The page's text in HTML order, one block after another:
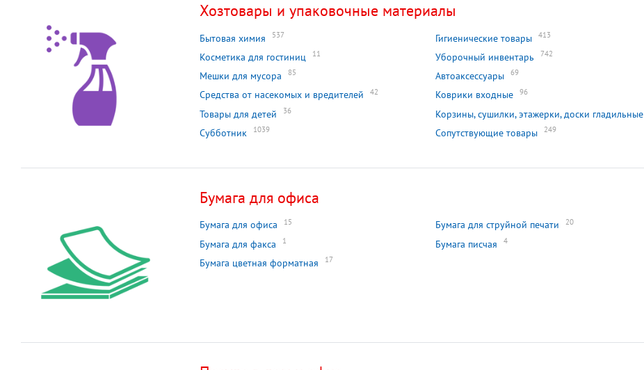
Хозтовары и упаковочные материалы
Бытовая химия 537 Гигиенические товары 413
Косметика для гостиниц 11 Уборочный инвентарь 742
Мешки для мусора 85 Автоаксессуары 69
Средства от насекомых и вредителей 42 Коврики входные 96
Товары для детей 36 Корзины, сушилки, этажерки, доски гладильные
Субботник 1039 Сопутствующие товары 249
Бумага для офиса
Бумага для офиса 15 Бумага для струйной печати 20
Бумага для факса 1 Бумага писчая 4
Бумага цветная форматная 17